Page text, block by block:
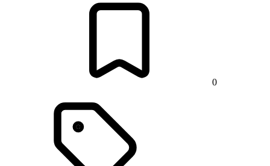
0